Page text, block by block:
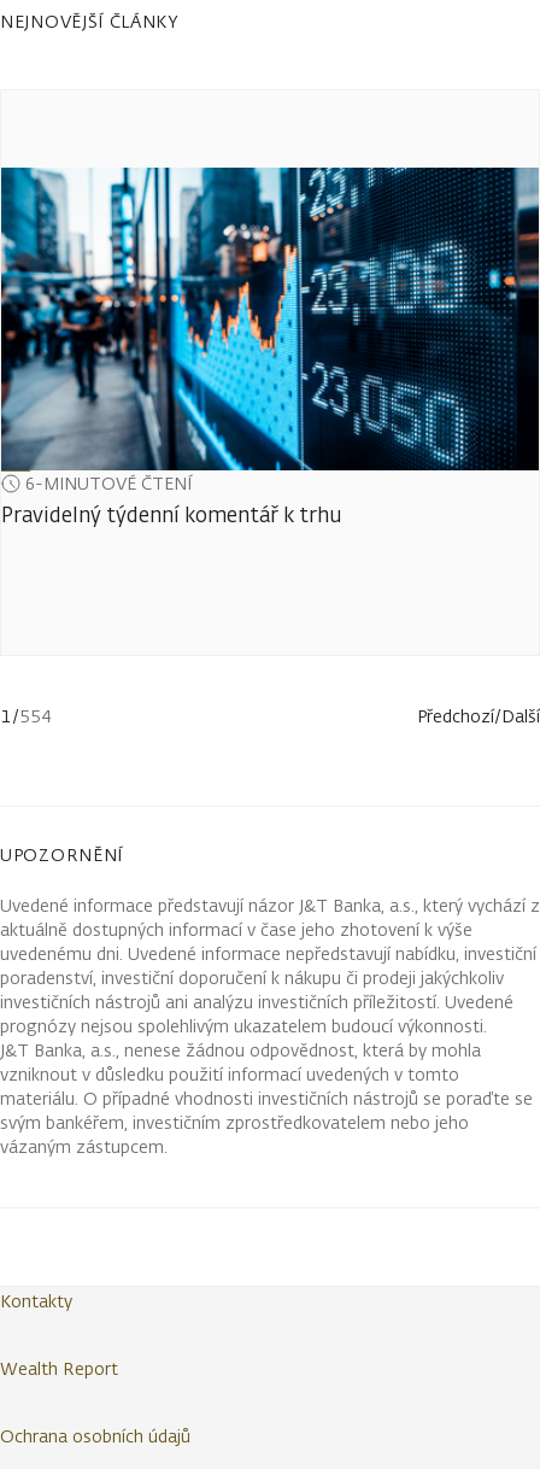
NEJNOVĚJŠÍ ČLÁNKY
6-MINUTOVÉ ČTENÍ
Pravidelný týdenní komentář k trhu
1/554 Předchozí/Další
UPOZORNĚNÍ
Uvedené informace představují názor J&T Banka, a.s., který vychází z
aktuálně dostupných informací v čase jeho zhotovení k výše
uvedenému dni. Uvedené informace nepředstavují nabídku, investiční
poradenství, investiční doporučení k nákupu či prodeji jakýchkoliv
investičních nástrojů ani analýzu investičních příležitostí. Uvedené
prognózy nejsou spolehlivým ukazatelem budoucí výkonnosti.
J&T Banka, a.s., nenese žádnou odpovědnost, která by mohla
vzniknout v důsledku použití informací uvedených v tomto
materiálu. O případné vhodnosti investičních nástrojů se poraďte se
svým bankéřem, investičním zprostředkovatelem nebo jeho
vázaným zástupcem.
Kontakty
Wealth Report
Ochrana osobních údajů